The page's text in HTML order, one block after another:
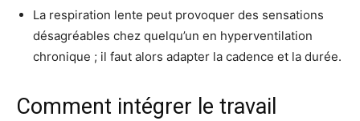
La respiration lente peut provoquer des sensations
désagréables chez quelqu’un en hyperventilation
chronique ; il faut alors adapter la cadence et la durée.
Comment intégrer le travail